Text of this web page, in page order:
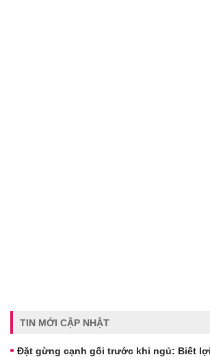
TIN MỚI CẬP NHẬT
Đặt gừng cạnh gối trước khi ngủ: Biết